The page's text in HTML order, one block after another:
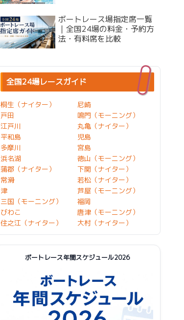
ボートレース場指定席一覧
｜全国24場の料金・予約方
法・有料席を比較
全国24場レースガイド
桐生（ナイター）
戸田
江戸川
平和島
多摩川
浜名湖
蒲郡（ナイター）
常滑
津
三国（モーニング）
びわこ
住之江（ナイター）
尼崎
鳴門（モーニング）
丸亀（ナイター）
児島
宮島
徳山（モーニング）
下関（ナイター）
若松（ナイター）
芦屋（モーニング）
福岡
唐津（モーニング）
大村（ナイター）
ボートレース年間スケジュール2026